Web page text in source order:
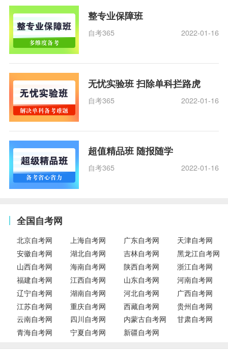
整专业保障班
自考365 2022-01-16
无忧实验班 扫除单科拦路虎
自考365 2022-01-16
超值精品班 随报随学
自考365 2022-01-16
全国自考网
北京自考网 上海自考网 广东自考网
天津自考网
安徽自考网
湖北自考网 吉林自考网
黑龙江自考网
山西自考网
海南自考网 陕西自考网
浙江自考网
福建自考网
江西自考网 山东自考网
河南自考网
辽宁自考网
湖南自考网 河北自考网
广西自考网
江苏自考网
重庆自考网 西藏自考网
贵州自考网
云南自考网
四川自考网 内蒙古自考网
甘肃自考网
青海自考网
宁夏自考网 新疆自考网